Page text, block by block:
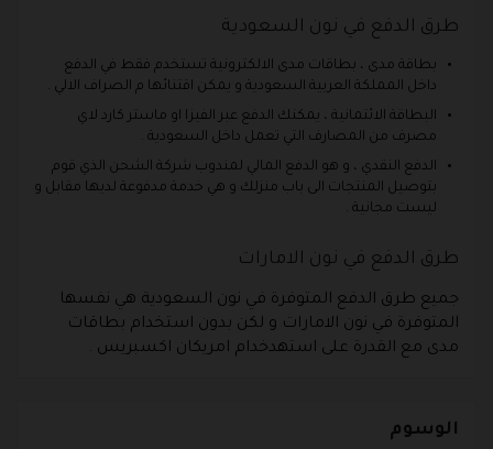
طرق الدفع في نون السعودية
بطاقة مدى ، بطاقات مدى الالكترونية تستخدم فقط في الدفع
داخل المملكة العربية السعودية و يمكن اقتنائها م الصراف الالي .
البطاقة الائتمانية ، يمكنك الدفع عبر الفيزا او ماستر كارد لاي
مصرف من المصارف التي تعمل داخل السعودية .
الدفع النقدي ، و هو الدفع المالي لمندوب شركة الشحن الذي قوم
بتوصيل المنتجات الى باب منزلك و هي خدمة مدفوعة لديها مقابل و
ليست مجانية .
طرق الدفع في نون الامارات
جميع طرق الدفع المتوفرة في نون السعودية هي نفسها
المتوفرة في نون الامارات و لكن بدون استخدام بطاقات
مدى مع القدرة على استهدخدام امريكان اكسبريس .
الوسوم